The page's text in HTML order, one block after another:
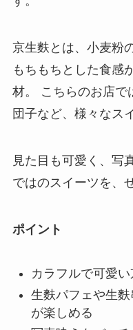
京生麩とは、小麦粉
もちもちとした食感
材。 こちらのお店で
団子など、様々なス
見た目も可愛く、写
ではのスイーツを、
ポイント
カラフルで可愛
生麩パフェや生
が楽しめる